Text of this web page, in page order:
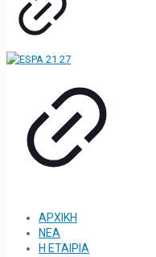
ΑΡΧΙΚΗ
ΝΕΑ
Η ΕΤΑΙΡΙΑ